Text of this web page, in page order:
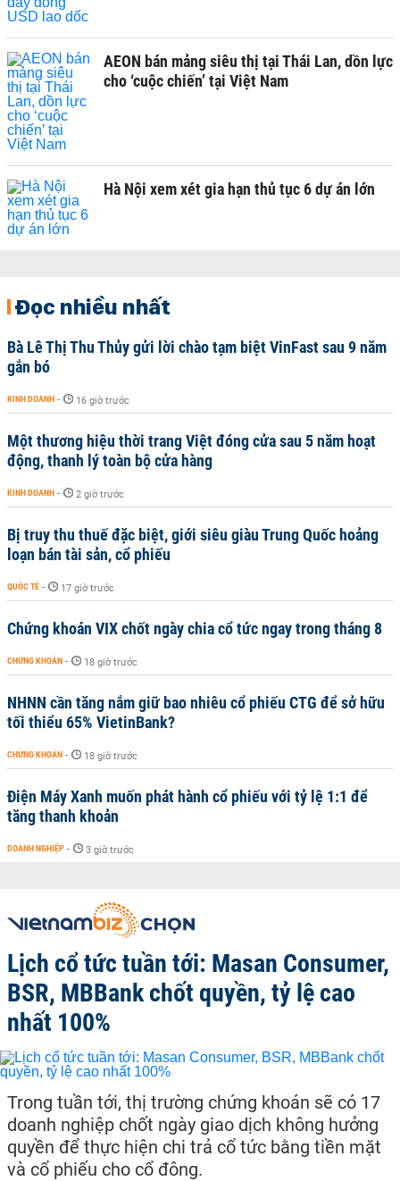
AEON bán mảng siêu thị tại Thái Lan, dồn lực
cho ‘cuộc chiến’ tại Việt Nam
Hà Nội xem xét gia hạn thủ tục 6 dự án lớn
Đọc nhiều nhất
Bà Lê Thị Thu Thủy gửi lời chào tạm biệt VinFast sau 9 năm
gắn bó
KINH DOANH - 16 giờ trước
Một thương hiệu thời trang Việt đóng cửa sau 5 năm hoạt
động, thanh lý toàn bộ cửa hàng
KINH DOANH - 2 giờ trước
Bị truy thu thuế đặc biệt, giới siêu giàu Trung Quốc hoảng
loạn bán tài sản, cổ phiếu
QUỐC TẾ - 17 giờ trước
Chứng khoán VIX chốt ngày chia cổ tức ngay trong tháng 8
CHỨNG KHOÁN - 18 giờ trước
NHNN cần tăng nắm giữ bao nhiêu cổ phiếu CTG để sở hữu
tối thiểu 65% VietinBank?
CHỨNG KHOÁN - 18 giờ trước
Điện Máy Xanh muốn phát hành cổ phiếu với tỷ lệ 1:1 để
tăng thanh khoản
DOANH NGHIỆP - 3 giờ trước
Lịch cổ tức tuần tới: Masan Consumer,
BSR, MBBank chốt quyền, tỷ lệ cao
nhất 100%
Trong tuần tới, thị trường chứng khoán sẽ có 17
doanh nghiệp chốt ngày giao dịch không hưởng
quyền để thực hiện chi trả cổ tức bằng tiền mặt
và cổ phiếu cho cổ đông.